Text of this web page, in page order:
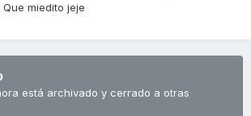
miedito jeje
está archivado y cerrado a otras